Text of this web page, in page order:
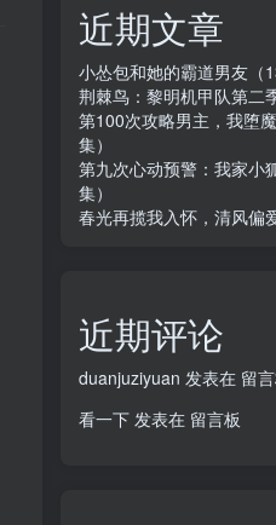
近期文章
小怂包和她的霸道男友（
荆棘鸟：黎明机甲队第二
第100次攻略男主，我堕
集）
第九次心动预警：我家小
集）
春光再揽我入怀，清风偏
近期评论
duanjuziyuan 发表在 留
看一下 发表在 留言板